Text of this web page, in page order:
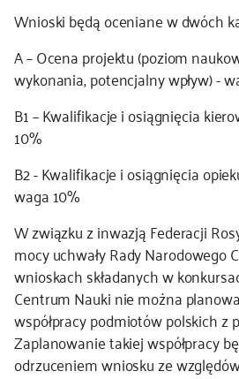
Wnioski będą oceniane w dwóch
A – Ocena projektu (poziom
wykonania, potencjalny wpływ) -
B1 – Kwalifikacje i osiągnięcia
10%
B2 - Kwalifikacje i osiągnięcia
waga 10%
W związku z inwazją Federacji
mocy uchwały Rady Narodowego
wnioskach składanych w
Centrum Nauki nie można
współpracy podmiotów polskich z
Zaplanowanie takiej współpracy
odrzuceniem wniosku ze